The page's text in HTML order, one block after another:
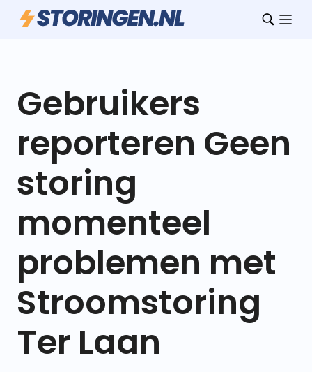
Gebruikers
reporteren Geen
storing
momenteel
problemen met
Stroomstoring
Ter Laan